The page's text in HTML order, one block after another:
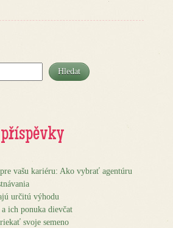
Hledat
vašu kariéru: Ako vybrať agentúru
určitú výhodu
ich ponuka dievčat
svoje semeno